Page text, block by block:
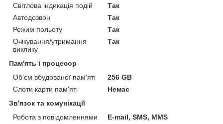
Світлова індикація подій
Так
Автодозвон
Так
Режим польоту
Так
Очікування/утримання
виклику
Так
Пам'ять і процесор
Об'єм вбудованої пам'яті
256 GB
Слоти карти пам'яті
Немає
Зв'язок та комунікації
Робота з повідомленнями
E-mail, SMS, MMS